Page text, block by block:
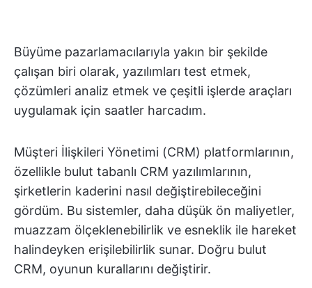
Büyüme pazarlamacılarıyla yakın bir şekilde
çalışan biri olarak, yazılımları test etmek,
çözümleri analiz etmek ve çeşitli işlerde araçları
uygulamak için saatler harcadım.
Müşteri İlişkileri Yönetimi (CRM) platformlarının,
özellikle bulut tabanlı CRM yazılımlarının,
şirketlerin kaderini nasıl değiştirebileceğini
gördüm. Bu sistemler, daha düşük ön maliyetler,
muazzam ölçeklenebilirlik ve esneklik ile hareket
halindeyken erişilebilirlik sunar. Doğru bulut
CRM, oyunun kurallarını değiştirir.